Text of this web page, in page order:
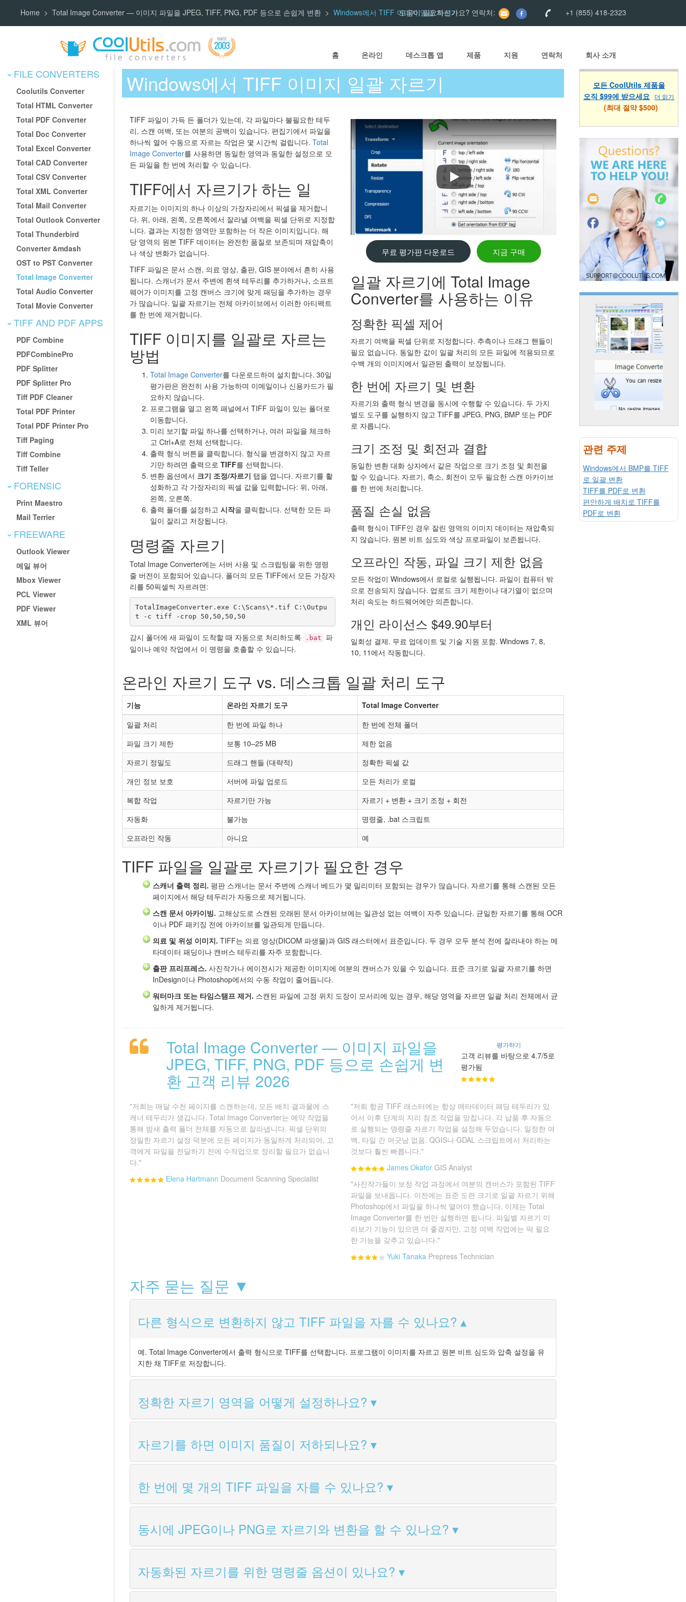
Home Total Image Converter — 이미지 파일을 JPEG, TIFF, PNG, PDF 등으로 손쉽게 변환 Windows에서 TIFF 이미지 일괄 자르기
도움이 필요하신가요? 연락처: +1 (855) 418-2323
홈 온라인 데스크톱 앱 제품 지원 연락처 회사 소개
FILE CONVERTERS
Coolutils Converter
Total HTML Converter
Total PDF Converter
Total Doc Converter
Total Excel Converter
Total CAD Converter
Total CSV Converter
Total XML Converter
Total Mail Converter
Total Outlook Converter
Total Thunderbird
Converter &mdash
OST to PST Converter
Total Image Converter
Total Audio Converter
Total Movie Converter
TIFF AND PDF APPS
PDF Combine
PDFCombinePro
PDF Splitter
PDF Splitter Pro
Tiff PDF Cleaner
Total PDF Printer
Total PDF Printer Pro
Tiff Paging
Tiff Combine
Tiff Teller
FORENSIC
Print Maestro
Mail Terrier
FREEWARE
Outlook Viewer
메일 뷰어
Mbox Viewer
PCL Viewer
PDF Viewer
XML 뷰어
Windows에서 TIFF 이미지 일괄 자르기
TIFF 파일이 가득 든 폴더가 있는데, 각 파일마다 불필요한 테두
리, 스캔 여백, 또는 여분의 공백이 있습니다. 편집기에서 파일을
하나씩 열어 수동으로 자르는 작업은 몇 시간씩 걸립니다. Total
Image Converter를 사용하면 동일한 영역과 동일한 설정으로 모
든 파일을 한 번에 처리할 수 있습니다.
TIFF에서 자르기가 하는 일
자르기는 이미지의 하나 이상의 가장자리에서 픽셀을 제거합니
다. 위, 아래, 왼쪽, 오른쪽에서 잘라낼 여백을 픽셀 단위로 지정합
니다. 결과는 지정한 영역만 포함하는 더 작은 이미지입니다. 해
당 영역의 원본 TIFF 데이터는 완전한 품질로 보존되며 재압축이
나 색상 변화가 없습니다.
TIFF 파일은 문서 스캔, 의료 영상, 출판, GIS 분야에서 흔히 사용
됩니다. 스캐너가 문서 주변에 흰색 테두리를 추가하거나, 소프트
웨어가 이미지를 고정 캔버스 크기에 맞게 패딩을 추가하는 경우
가 많습니다. 일괄 자르기는 전체 아카이브에서 이러한 아티팩트
를 한 번에 제거합니다.
TIFF 이미지를 일괄로 자르는
방법
Total Image Converter를 다운로드하여 설치합니다. 30일
평가판은 완전히 사용 가능하며 이메일이나 신용카드가 필
요하지 않습니다.
프로그램을 열고 왼쪽 패널에서 TIFF 파일이 있는 폴더로
이동합니다.
미리 보기할 파일 하나를 선택하거나, 여러 파일을 체크하
고 Ctrl+A로 전체 선택합니다.
출력 형식 버튼을 클릭합니다. 형식을 변경하지 않고 자르
기만 하려면 출력으로 TIFF를 선택합니다.
변환 옵션에서 크기 조정/자르기 탭을 엽니다. 자르기를 활
성화하고 각 가장자리의 픽셀 값을 입력합니다: 위, 아래,
왼쪽, 오른쪽.
출력 폴더를 설정하고 시작을 클릭합니다. 선택한 모든 파
일이 잘리고 저장됩니다.
명령줄 자르기
Total Image Converter에는 서버 사용 및 스크립팅을 위한 명령
줄 버전이 포함되어 있습니다. 폴더의 모든 TIFF에서 모든 가장자
리를 50픽셀씩 자르려면:
TotalImageConverter.exe C:\Scans\*.tif C:\Outpu
t -c tiff -crop 50,50,50,50
감시 폴더에 새 파일이 도착할 때 자동으로 처리하도록 .bat 파
일이나 예약 작업에서 이 명령을 호출할 수 있습니다.
How to batch crop TIFF images
무료 평가판 다운로드 지금 구매
일괄 자르기에 Total Image
Converter를 사용하는 이유
정확한 픽셀 제어
자르기 여백을 픽셀 단위로 지정합니다. 추측이나 드래그 핸들이
필요 없습니다. 동일한 값이 일괄 처리의 모든 파일에 적용되므로
수백 개의 이미지에서 일관된 출력이 보장됩니다.
한 번에 자르기 및 변환
자르기와 출력 형식 변경을 동시에 수행할 수 있습니다. 두 가지
별도 도구를 실행하지 않고 TIFF를 JPEG, PNG, BMP 또는 PDF
로 자릅니다.
크기 조정 및 회전과 결합
동일한 변환 대화 상자에서 같은 작업으로 크기 조정 및 회전을
할 수 있습니다. 자르기, 축소, 회전이 모두 필요한 스캔 아카이브
를 한 번에 처리합니다.
품질 손실 없음
출력 형식이 TIFF인 경우 잘린 영역의 이미지 데이터는 재압축되
지 않습니다. 원본 비트 심도와 색상 프로파일이 보존됩니다.
오프라인 작동, 파일 크기 제한 없음
모든 작업이 Windows에서 로컬로 실행됩니다. 파일이 컴퓨터 밖
으로 전송되지 않습니다. 업로드 크기 제한이나 대기열이 없으며
처리 속도는 하드웨어에만 의존합니다.
개인 라이선스 $49.90부터
일회성 결제. 무료 업데이트 및 기술 지원 포함. Windows 7, 8,
10, 11에서 작동합니다.
온라인 자르기 도구 vs. 데스크톱 일괄 처리 도구
기능 온라인 자르기 도구
Total Image Converter
일괄 처리
한 번에 파일 하나
한 번에 전체 폴더
파일 크기 제한
보통 10–25 MB
제한 없음
자르기 정밀도
드래그 핸들 (대략적)
정확한 픽셀 값
개인 정보 보호
서버에 파일 업로드
모든 처리가 로컬
복합 작업
자르기만 가능
자르기 + 변환 + 크기 조정 + 회전
자동화
불가능
명령줄, .bat 스크립트
오프라인 작동
아니요 예
TIFF 파일을 일괄로 자르기가 필요한 경우
스캐너 출력 정리. 평판 스캐너는 문서 주변에 스캐너 베드가 몇 밀리미터 포함되는 경우가 많습니다. 자르기를 통해 스캔된 모든
페이지에서 해당 테두리가 자동으로 제거됩니다.
스캔 문서 아카이빙. 고해상도로 스캔된 오래된 문서 아카이브에는 일관성 없는 여백이 자주 있습니다. 균일한 자르기를 통해 OCR
이나 PDF 패키징 전에 아카이브를 일관되게 만듭니다.
의료 및 위성 이미지. TIFF는 의료 영상(DICOM 파생물)과 GIS 래스터에서 표준입니다. 두 경우 모두 분석 전에 잘라내야 하는 메
타데이터 패딩이나 캔버스 테두리를 자주 포함합니다.
출판 프리프레스. 사진작가나 에이전시가 제공한 이미지에 여분의 캔버스가 있을 수 있습니다. 표준 크기로 일괄 자르기를 하면
InDesign이나 Photoshop에서의 수동 작업이 줄어듭니다.
워터마크 또는 타임스탬프 제거. 스캔된 파일에 고정 위치 도장이 모서리에 있는 경우, 해당 영역을 자르면 일괄 처리 전체에서 균
일하게 제거됩니다.
Total Image Converter — 이미지 파일을
JPEG, TIFF, PNG, PDF 등으로 손쉽게 변
환 고객 리뷰 2026
평가하기
고객 리뷰를 바탕으로 4.7/5로
평가됨
"저희는 매달 수천 페이지를 스캔하는데, 모든 배치 결과물에 스
캐너 테두리가 생깁니다. Total Image Converter는 예약 작업을
통해 밤새 출력 폴더 전체를 자동으로 잘라냅니다. 픽셀 단위의
정밀한 자르기 설정 덕분에 모든 페이지가 동일하게 처리되어, 고
객에게 파일을 전달하기 전에 수작업으로 정리할 필요가 없습니
다."
Elena Hartmann Document Scanning Specialist
"저희 항공 TIFF 래스터에는 항상 메타데이터 패딩 테두리가 있
어서 이후 단계의 지리 참조 작업을 망칩니다. 각 납품 후 자동으
로 실행되는 명령줄 자르기 작업을 설정해 두었습니다. 일정한 여
백, 타일 간 어긋남 없음. QGIS나 GDAL 스크립트에서 처리하는
것보다 훨씬 빠릅니다."
James Okafor GIS Analyst
"사진작가들이 보정 작업 과정에서 여분의 캔버스가 포함된 TIFF
파일을 보내옵니다. 이전에는 표준 도련 크기로 일괄 자르기 위해
Photoshop에서 파일을 하나씩 열어야 했습니다. 이제는 Total
Image Converter를 한 번만 실행하면 됩니다. 파일별 자르기 미
리보기 기능이 있으면 더 좋겠지만, 고정 여백 작업에는 딱 필요
한 기능을 갖추고 있습니다."
Yuki Tanaka Prepress Technician
자주 묻는 질문 ▼
다른 형식으로 변환하지 않고 TIFF 파일을 자를 수 있나요?
예. Total Image Converter에서 출력 형식으로 TIFF를 선택합니다. 프로그램이 이미지를 자르고 원본 비트 심도와 압축 설정을 유
지한 채 TIFF로 저장합니다.
정확한 자르기 영역을 어떻게 설정하나요?
자르기를 하면 이미지 품질이 저하되나요?
한 번에 몇 개의 TIFF 파일을 자를 수 있나요?
동시에 JPEG이나 PNG로 자르기와 변환을 할 수 있나요?
자동화된 자르기를 위한 명령줄 옵션이 있나요?
모든 CoolUtils 제품을
오직 $99에 받으세요
더 읽기
(최대 절약 $500)
관련 주제
Windows에서 BMP를 TIFF
로 일괄 변환
TIFF를 PDF로 변환
편안하게 배치로 TIFF를
PDF로 변환